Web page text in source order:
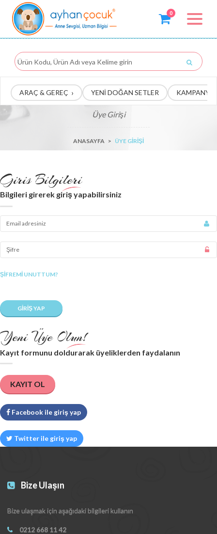
Toggle
0
ARAÇ & GEREÇ › YENİ DOĞAN SETLER
Üye Girişi
ANASAYFA > ÜYE GIRIŞI
Giris Bilgileri
Bilgileri girerek giriş yapabilirsiniz
ŞIFREMI UNUTTUM?
Yeni Üye Olun!
Kayıt formunu doldurarak üyeliklerden faydalanın
KAYIT OL
Facebook ile giriş yap
Twitter ile giriş yap
Bize Ulaşın
Bize ulaşmak için aşağıdaki bilgileri kullanın
0212 668 11 42